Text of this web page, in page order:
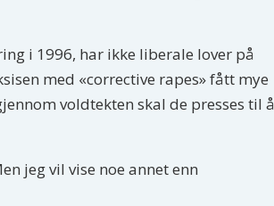
i 1996, har ikke liberale lover på
med «corrective rapes» fått mye
voldtekten skal de presses til å
jeg vil vise noe annet enn